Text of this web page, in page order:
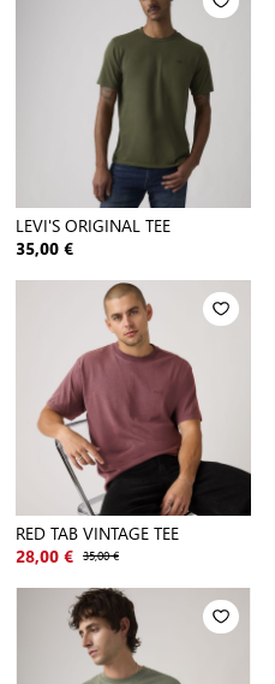
LEVI'S ORIGINAL TEE
35,00 €
RED TAB VINTAGE TEE
28,00 € 35,00 €